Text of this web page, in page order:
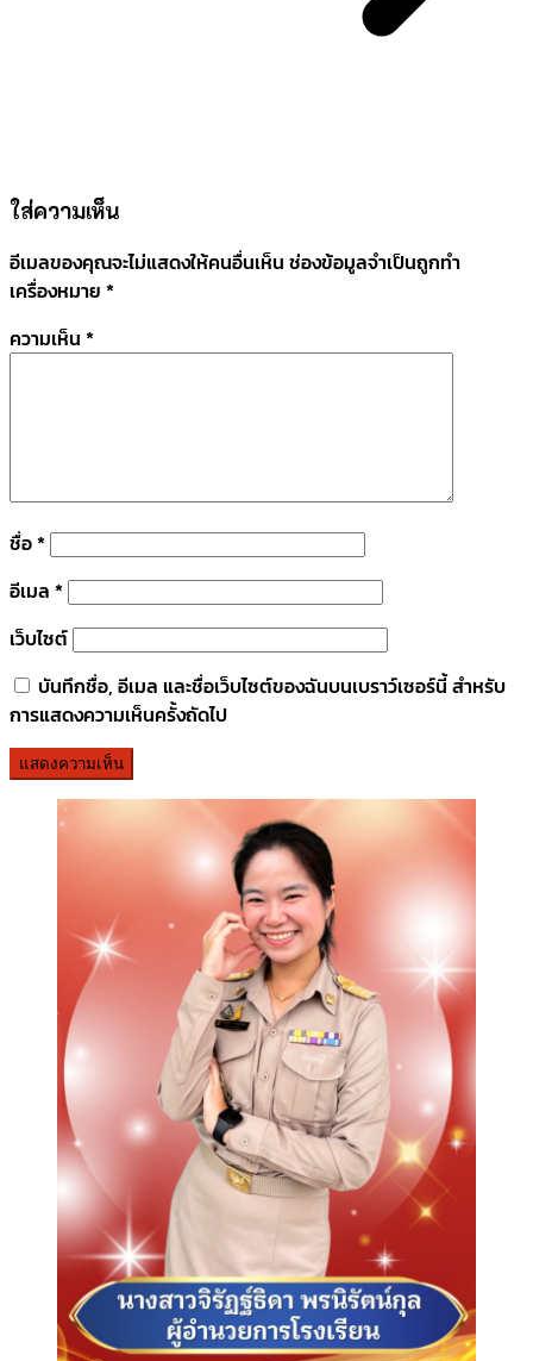
ใส่ความเห็น
อีเมลของคุณจะไม่แสดงให้คนอื่นเห็น ช่องข้อมูลจำเป็นถูกทำ
เครื่องหมาย *
ความเห็น *
ชื่อ*
อีเมล *
เว็บไซต์
บันทึกชื่อ, อีเมล และชื่อเว็บไซต์ของฉันบนเบราว์เซอร์นี้ สำหรับ
การแสดงความเห็นครั้งถัดไป